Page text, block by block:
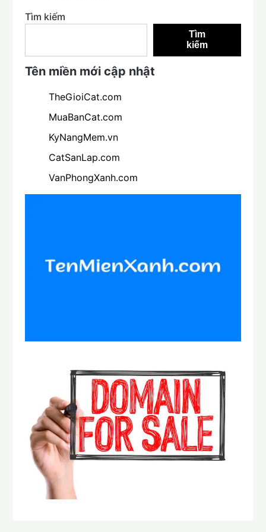
Tìm kiếm
Tìm
kiếm
Tên miền mới cập nhật
TheGioiCat.com
MuaBanCat.com
KyNangMem.vn
CatSanLap.com
VanPhongXanh.com